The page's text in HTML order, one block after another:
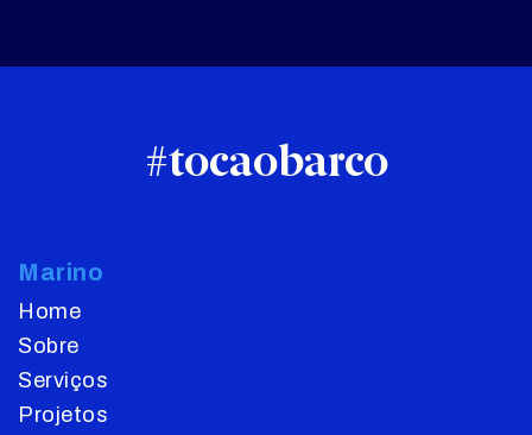
#tocaobarco
Marino
Home
Sobre
Serviços
Projetos